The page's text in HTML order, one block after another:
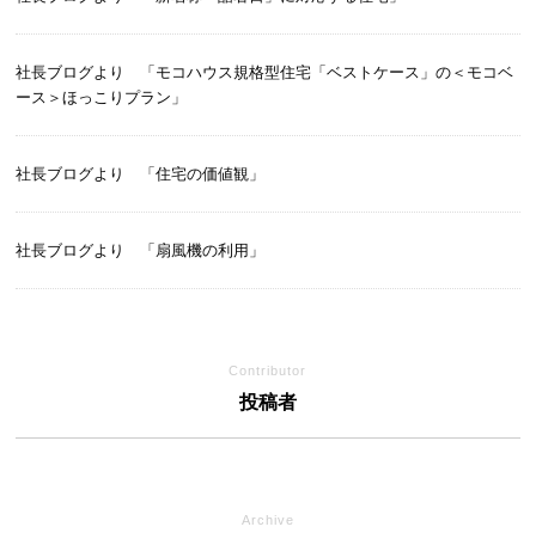
社長ブログより 「モコハウス規格型住宅「ベストケース」の＜モコベ
ース＞ほっこりプラン」
社長ブログより 「住宅の価値観」
社長ブログより 「扇風機の利用」
Contributor
投稿者
Archive